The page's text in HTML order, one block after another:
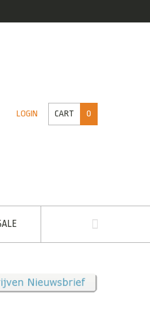
LOGIN CART 0